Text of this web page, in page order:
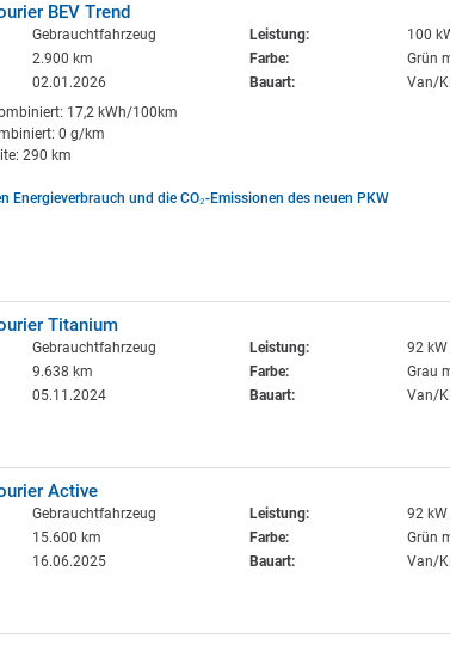
BEV Trend
Gebrauchtfahrzeug
2.900 km
02.01.2026
Leistung:
100
Farbe:
Grün
Bauart:
Van/
17,2 kWh/100km
0 g/km
290 km
Energieverbrauch und die CO₂-Emissionen des neuen PKW
Titanium
Gebrauchtfahrzeug
9.638 km
05.11.2024
Leistung:
92
Farbe:
Grau
Bauart:
Van/
Active
Gebrauchtfahrzeug
15.600 km
16.06.2025
Leistung:
92
Farbe:
Grün
Bauart:
Van/